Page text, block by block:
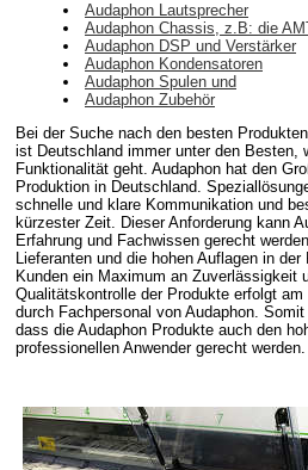
Audaphon Lautsprecher
Audaphon Chassis, z.B: die
Audaphon DSP und Verstärker
Audaphon Kondensatoren
Audaphon Spulen und
Audaphon Zubehör
Bei der Suche nach den besten
ist Deutschland immer unter den Besten,
Funktionalität geht. Audaphon hat den
Produktion in Deutschland.
schnelle und klare Kommunikation und
kürzester Zeit. Dieser Anforderung kann
Erfahrung und Fachwissen gerecht
Lieferanten und die hohen Auflagen in
Kunden ein Maximum an Zuverlässigkeit
Qualitätskontrolle der Produkte erfolgt
durch Fachpersonal von Audaphon.
dass die Audaphon Produkte auch den
professionellen Anwender gerecht werden.